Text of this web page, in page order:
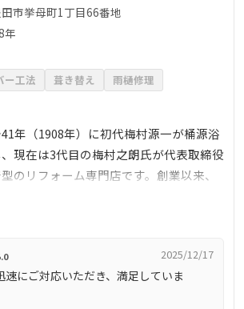
市挙母町1丁目66番地
年
ー工法 葺き替え
雨樋修理
年（1908年）に初代梅村源一が桶源浴
現在は3代目の梅村之朗氏が代表取締役
のリフォーム専門店です。創業以来、
れ、100年以上の歴史を持ちます。事業
工事など多岐にわたり、トヨタ自動車
（株）の社宅修繕業務も手掛けていま
販売店として、ガス器具の販売や修理
田市、安城市、みよし市に店舗を構
2025/12/17
速にご対応いただき、満足していま